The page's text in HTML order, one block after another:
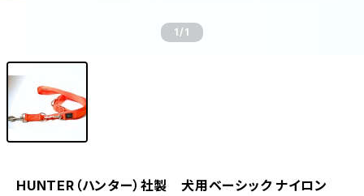
1/1
HUNTER（ハンター）社製 犬用ベーシック ナイロン